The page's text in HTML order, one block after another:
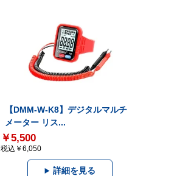
【DMM-W-K8】デジタルマルチ
メーター リス...
￥5,500
税込￥6,050
詳細を見る